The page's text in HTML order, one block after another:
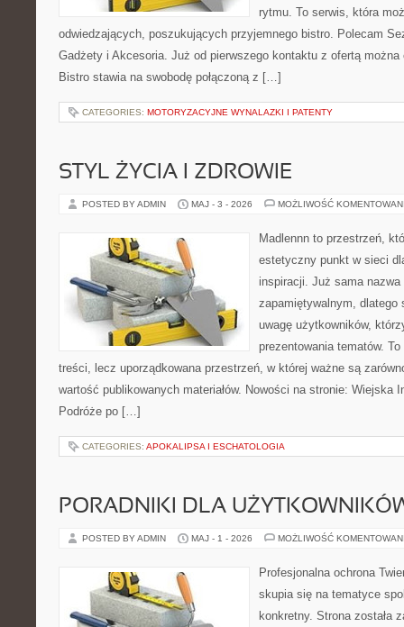
rytmu. To serwis, która
odwiedzających, poszukujących przyjemnego bistro. Polecam
Gadżety i Akcesoria. Już od pierwszego kontaktu z ofertą
Bistro stawia na swobodę połączoną z […]
CATEGORIES: MOTORYZACYJNE WYNALAZKI I PATENTY
STYL ŻYCIA I ZDROWIE
POSTED BY ADMIN MAJ - 3 - 2026 MOŻLIWOŚĆ
Madlennn to przestrzeń,
estetyczny punkt w sieci
inspiracji. Już sama
zapamiętywalnym, dlatego
uwagę użytkowników,
prezentowania tematów.
treści, lecz uporządkowana przestrzeń, w której ważne są
wartość publikowanych materiałów. Nowości na stronie: Wiejska
Podróże po […]
CATEGORIES: APOKALIPSA I ESCHATOLOGIA
PORADNIKI DLA
POSTED BY ADMIN MAJ - 1 - 2026 MOŻLIWOŚĆ
Profesjonalna ochrona
skupia się na tematyce
konkretny. Strona została